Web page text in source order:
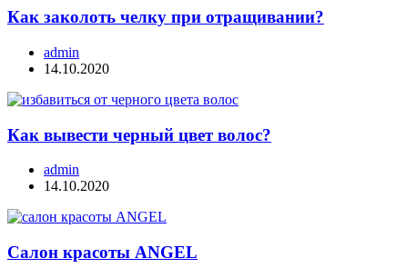
Как заколоть челку при отращивании?
admin
14.10.2020
Как вывести черный цвет волос?
admin
14.10.2020
Салон красоты ANGEL